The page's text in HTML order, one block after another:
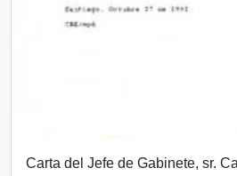
Carta del Jefe de Gabinete, sr.